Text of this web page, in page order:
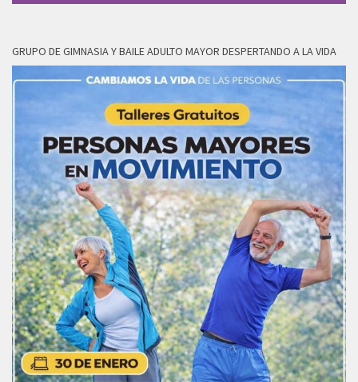
GRUPO DE GIMNASIA Y BAILE ADULTO MAYOR DESPERTANDO A LA VIDA